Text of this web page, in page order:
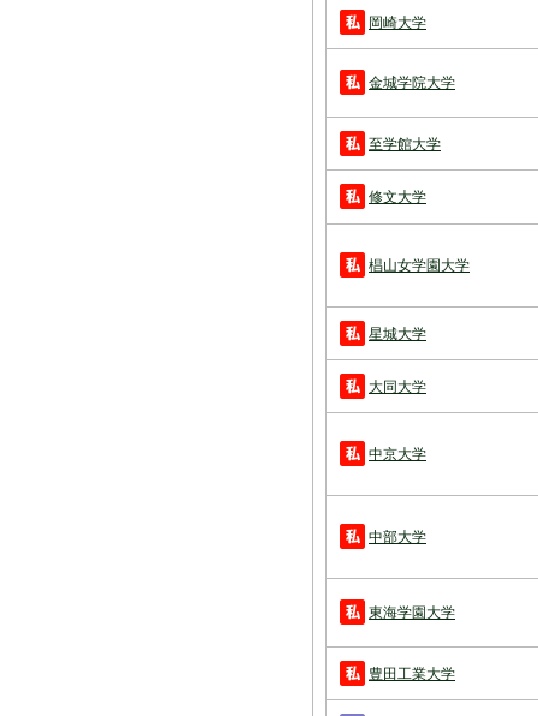
岡崎大学
金城学院大学
至学館大学
修文大学
椙山女学園大学
星城大学
大同大学
中京大学
中部大学
東海学園大学
豊田工業大学